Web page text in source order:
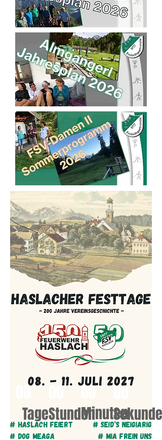
00
Tage
00
Stunden
00
Minuten
00
Sekunden
# HASLACH FEIERT
# DOG MEAGA
# SEID’S NEIGIARIG
# MIA FREIN UNS